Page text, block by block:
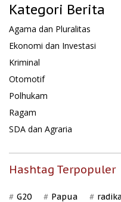
Kategori Berita
Agama dan Pluralitas
Ekonomi dan Investasi
Kriminal
Otomotif
Polhukam
Ragam
SDA dan Agraria
Hashtag Terpopuler
G20 Papua